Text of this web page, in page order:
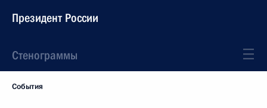
Президент России
Стенограммы
События